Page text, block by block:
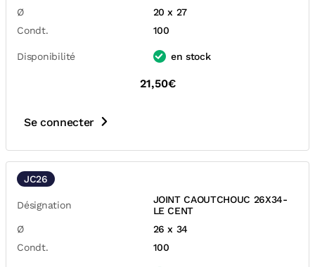
Ø
20 x 27
Condt.
100
Disponibilité en stock
21,50€
Se connecter
JC26
Désignation
JOINT CAOUTCHOUC 26X34-
LE CENT
Ø
26 x 34
Condt.
100